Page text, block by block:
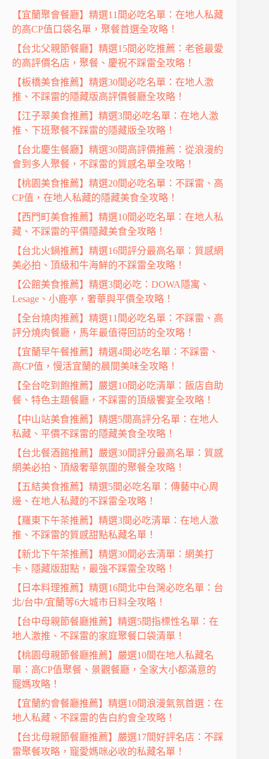
【宜蘭聚會餐廳】精選11間必吃名單：在地人私藏
的高CP值口袋名單，聚餐首選全攻略！
【台北父親節餐廳】精選15間必吃推薦：老爸最愛
的高評價名店，聚餐、慶祝不踩雷全攻略！
【板橋美食推薦】精選30間必吃名單：在地人激
推、不踩雷的隱藏版高評價餐廳全攻略！
【江子翠美食推薦】精選3間必吃名單：在地人激
推、下班聚餐不踩雷的隱藏版全攻略！
【台北慶生餐廳】精選30間高評價推薦：從浪漫約
會到多人聚餐，不踩雷的質感名單全攻略！
【桃園美食推薦】精選20間必吃名單：不踩雷、高
CP值，在地人私藏的隱藏美食全攻略！
【西門町美食推薦】精選10間必吃名單：在地人私
藏、不踩雷的平價隱藏美食全攻略！
【台北火鍋推薦】精選16間評分最高名單：質感網
美必拍、頂級和牛海鮮的不踩雷全攻略！
【公館美食推薦】精選3間必吃：DOWA隱寓、
Lesage、小鹿亭，奢華與平價全攻略！
【全台燒肉推薦】精選11間必吃名單：不踩雷、高
評分燒肉餐廳，馬年最值得回訪的全攻略！
【宜蘭早午餐推薦】精選4間必吃名單：不踩雷、
高CP值，慢活宜蘭的晨間美味全攻略！
【全台吃到飽推薦】嚴選10間必吃清單：飯店自助
餐、特色主題餐廳，不踩雷的頂級饗宴全攻略！
【中山站美食推薦】精選5間高評分名單：在地人
私藏、平價不踩雷的隱藏美食全攻略！
【台北餐酒館推薦】嚴選30間評分最高名單：質感
網美必拍、頂級奢華氛圍的聚餐全攻略！
【五結美食推薦】精選5間必吃名單：傳藝中心周
邊、在地人私藏的不踩雷全攻略！
【羅東下午茶推薦】精選3間必吃清單：在地人激
推、不踩雷的質感甜點私藏名單！
【新北下午茶推薦】精選30間必去清單：網美打
卡、隱藏版甜點，最強不踩雷全攻略！
【日本料理推薦】精選16間北中台灣必吃名單：台
北/台中/宜蘭等6大城市日料全攻略！
【台中母親節餐廳推薦】精選5間指標性名單：在
地人激推、不踩雷的家庭聚餐口袋清單！
【桃園母親節餐廳推薦】嚴選10間在地人私藏名
單：高CP值聚餐、景觀餐廳，全家大小都滿意的
寵媽攻略！
【宜蘭約會餐廳推薦】精選10間浪漫氣氛首選：在
地人私藏、不踩雷的告白約會全攻略！
【台北母親節餐廳推薦】嚴選17間好評名店：不踩
雷聚餐攻略，寵愛媽咪必收的私藏名單！